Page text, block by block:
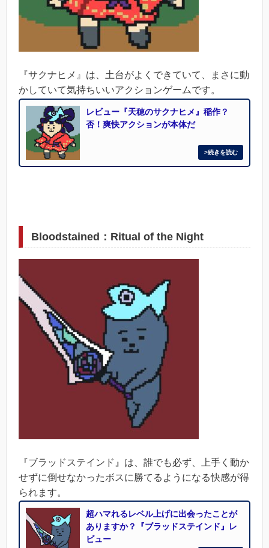
『サクナヒメ』は、土台がよくできていて、まさに動
かしていて気持ちいいアクションゲームです。
レビュー『天穂のサクナヒメ』稲作？
否！爽快アクションが本体だ
Bloodstained：Ritual of the Night
『ブラッドステインド』は、誰でも必ず、上手く動か
せずに倒せなかったボスに勝てるようになる快感が得
られます。
超ハマれるレベル上げに出会ったことが
ありますか？『ブラッドステインド』レ
ビュー